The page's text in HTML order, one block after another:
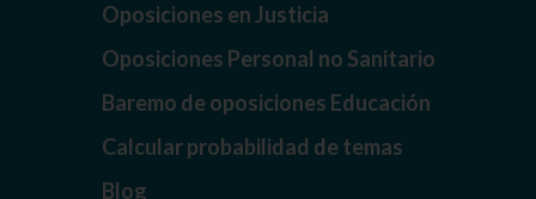
Oposiciones en Justicia
Oposiciones Personal no Sanitario
Baremo de oposiciones Educación
Calcular probabilidad de temas
Blog